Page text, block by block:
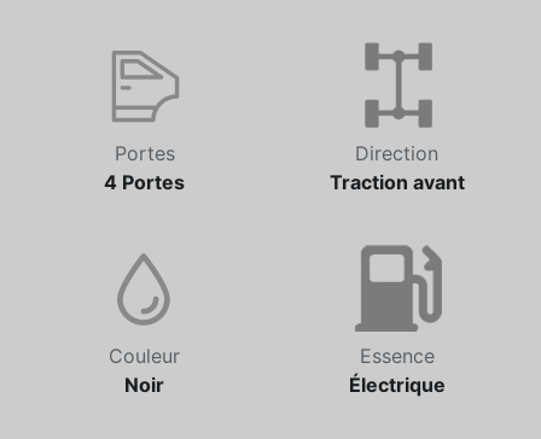
Portes
4 Portes
Direction
Traction avant
Couleur
Noir
Essence
Électrique